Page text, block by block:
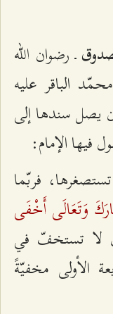
ـ رضوان الله
الباقر عليه
يصل سندها إلى
فيها الإمام:
فربّما
وَتَعَالَى أَخْفَى
لا تستخفّ في
الأولى مخفيّةً